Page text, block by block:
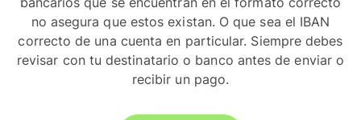
no asegura que estos existan. O que sea el IBAN
correcto de una cuenta en particular. Siempre debes
revisar con tu destinatario o banco antes de enviar o
recibir un pago.